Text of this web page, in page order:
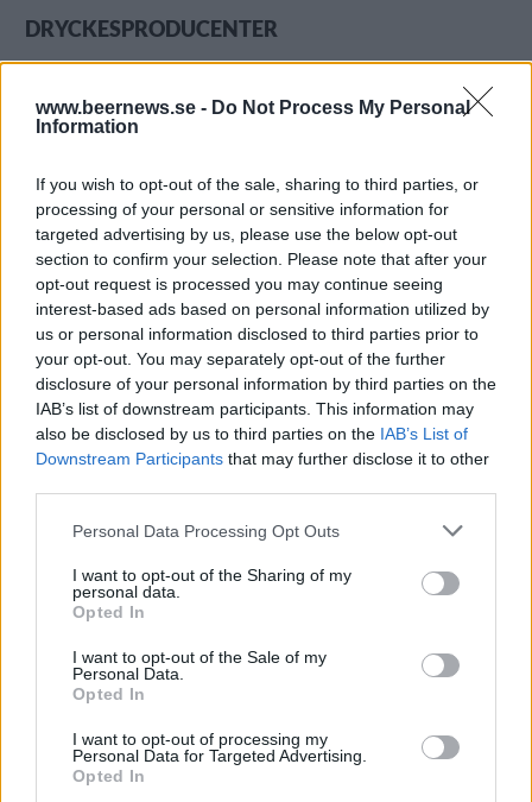
www.beernews.se - Do Not Process My Personal
Information
If you wish to opt-out of the sale, sharing to third parties, or
processing of your personal or sensitive information for
targeted advertising by us, please use the below opt-out
section to confirm your selection. Please note that after your
opt-out request is processed you may continue seeing
interest-based ads based on personal information utilized by
us or personal information disclosed to third parties prior to
your opt-out. You may separately opt-out of the further
disclosure of your personal information by third parties on the
IAB’s list of downstream participants. This information may
also be disclosed by us to third parties on the IAB’s List of
Downstream Participants that may further disclose it to other
Personal Data Processing Opt Outs
I want to opt-out of the Sharing of my
personal data.
Opted In
I want to opt-out of the Sale of my
Personal Data.
Opted In
I want to opt-out of processing my
Personal Data for Targeted Advertising.
Opted In
DRYCKESPRODUCENTER
• Beer Barons• Beerbliotek• Beerium
• Brewski
• Brygghus 19
Fruktstereo • Guinness• Göteborgs Nya Bryggeri
• Helsingborgs Bryggeri